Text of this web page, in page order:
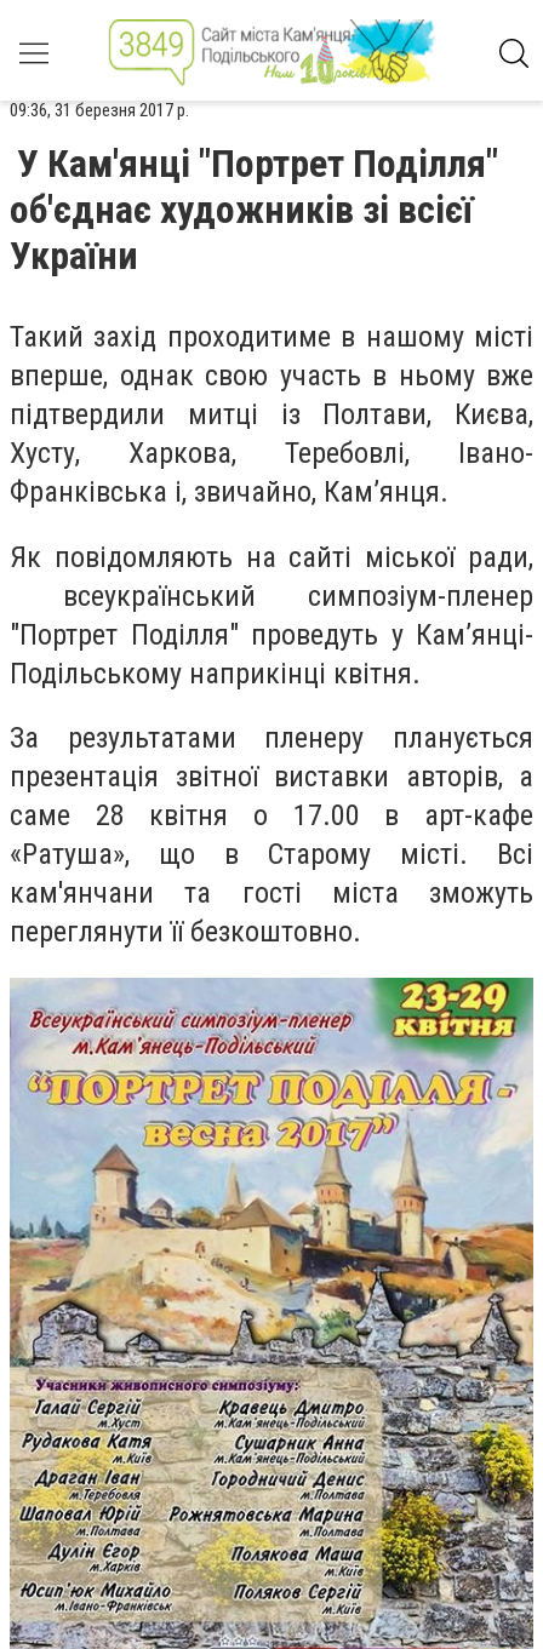
09:36, 31 березня 2017 р.
У Кам'янці "Портрет Поділля"
об'єднає художників зі всієї
України
Такий захід проходитиме в нашому місті
вперше, однак свою участь в ньому вже
підтвердили митці із Полтави, Києва,
Хусту, Харкова, Теребовлі, Івано-
Франківська і, звичайно, Кам’янця.
Як повідомляють на сайті міської ради,
всеукраїнський симпозіум-пленер
"Портрет Поділля" проведуть у Кам’янці-
Подільському наприкінці квітня.
За результатами пленеру планується
презентація звітної виставки авторів, а
саме 28 квітня о 17.00 в арт-кафе
«Ратуша», що в Старому місті. Всі
кам'янчани та гості міста зможуть
переглянути її безкоштовно.